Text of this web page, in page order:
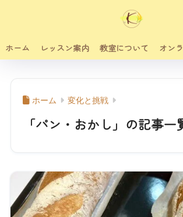
ホーム レッスン案内 教室について オン
ホーム 変化と挑戦
「パン・おかし」の記事一